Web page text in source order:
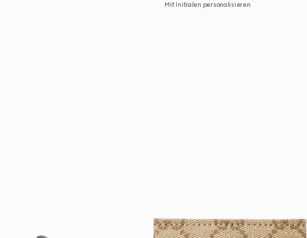
Mit Initialen personalisieren